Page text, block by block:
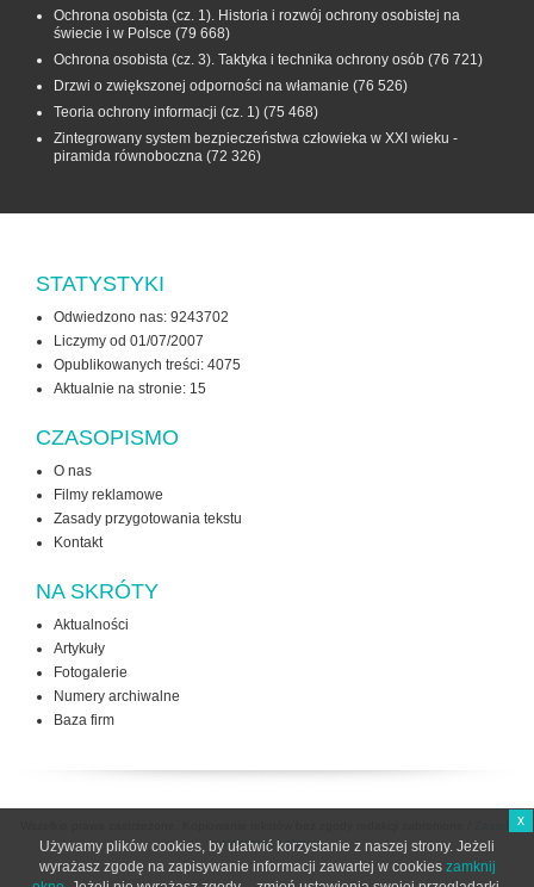
Ochrona osobista (cz. 1). Historia i rozwój ochrony osobistej na
świecie i w Polsce (79 668)
Ochrona osobista (cz. 3). Taktyka i technika ochrony osób (76 721)
Drzwi o zwiększonej odporności na włamanie (76 526)
Teoria ochrony informacji (cz. 1) (75 468)
Zintegrowany system bezpieczeństwa człowieka w XXI wieku -
piramida równoboczna (72 326)
STATYSTYKI
Odwiedzono nas: 9243702
Liczymy od 01/07/2007
Opublikowanych treści: 4075
Aktualnie na stronie: 15
CZASOPISMO
O nas
Filmy reklamowe
Zasady przygotowania tekstu
Kontakt
NA SKRÓTY
Aktualności
Artykuły
Fotogalerie
Numery archiwalne
Baza firm
użytkowania strony
x
Używamy plików cookies, by ułatwić korzystanie z naszej strony. Jeżeli
wyrażasz zgodę na zapisywanie informacji zawartej w cookies zamknij